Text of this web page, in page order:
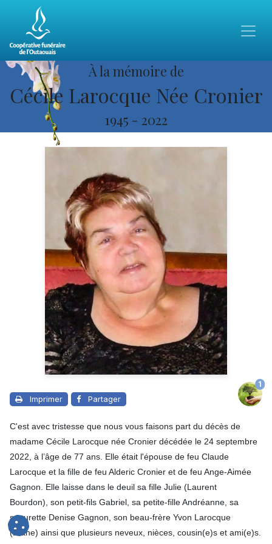
À la mémoire de
Cécile Larocque Née Cronier
1945 - 2022
Imprimer Partager
1
C'est avec tristesse que nous vous faisons part du décès de
madame Cécile Larocque née Cronier décédée le 24 septembre
2022, à l’âge de 77 ans. Elle était l'épouse de feu Claude
Larocque et la fille de feu Alderic Cronier et de feu Ange-Aimée
Gagnon. Elle laisse dans le deuil sa fille Julie (Laurent
Bourdon), son petit-fils Gabriel, sa petite-fille Andréanne, sa
soeurette Denise Gagnon, son beau-frère Yvon Larocque
(Diane) ainsi que plusieurs neveux, nièces, cousin(e)s et ami(e)s.